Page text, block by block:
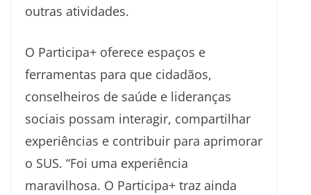
outras atividades.
O Participa+ oferece espaços e
ferramentas para que cidadãos,
conselheiros de saúde e lideranças
sociais possam interagir, compartilhar
experiências e contribuir para aprimorar
o SUS. “Foi uma experiência
maravilhosa. O Participa+ traz ainda